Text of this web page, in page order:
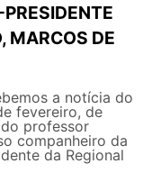
MARCOS DE
a notícia do
fevereiro, de
professor
companheiro da
da Regional